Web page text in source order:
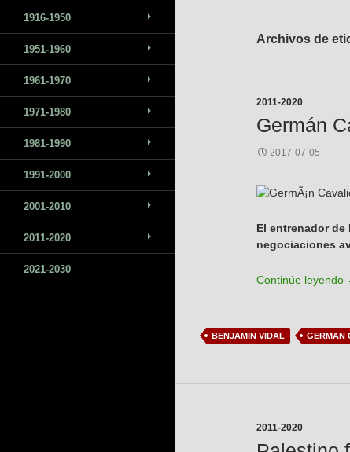
Archivos de
2011-2020
Germán
2017-07-05
El entrenador
negociaciones
Continúe leyendo
BENJAMIN VIDAL GERMAN
2011-2020
1916-1950
1951-1960
1961-1970
1971-1980
1981-1990
1991-2000
2001-2010
2011-2020
2021-2030